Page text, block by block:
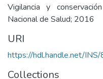
Vigilancia y
Nacional de Salud; 2016
URI
https://hdl.handle.net/
Collections